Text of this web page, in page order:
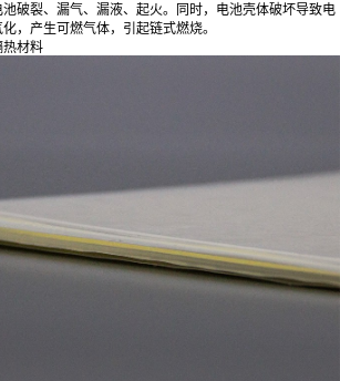
破裂、漏气、漏液、起火。同时，电池壳体破坏导致电
，产生可燃气体，引起链式燃烧。
热材料